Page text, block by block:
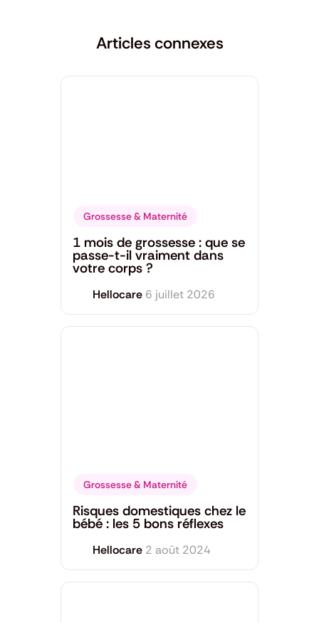
Articles connexes
Grossesse & Maternité
1 mois de grossesse : que se
passe-t-il vraiment dans
votre corps ?
Hellocare 6 juillet 2026
Grossesse & Maternité
Risques domestiques chez le
bébé : les 5 bons réflexes
Hellocare 2 août 2024